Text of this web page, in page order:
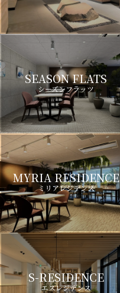
SEASON FLATS
シーズンフラッツ
MYRIA RESIDENCE
ミリアレジデンス
S-RESIDENCE
エスレジデンス